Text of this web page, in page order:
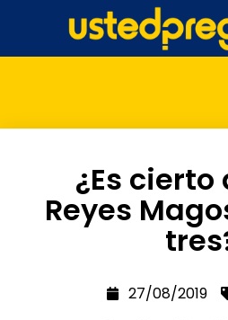
¿Es cierto
Reyes
27/08/2019